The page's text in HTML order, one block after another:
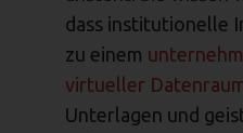
dass institutionelle
zu einem
virtueller
Unterlagen und